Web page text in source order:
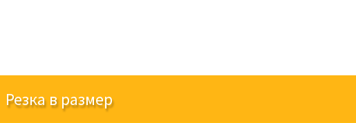
Резка в размер